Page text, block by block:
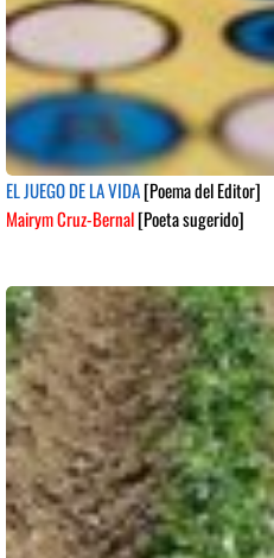
EL JUEGO DE LA VIDA[Poema del Editor]
Mairym Cruz-Bernal[Poeta sugerido]